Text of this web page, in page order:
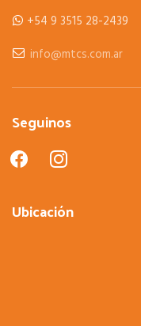
+54 9 3515 28-2439
info@mtcs.com.ar
Seguinos
facebookinstagram
Ubicación